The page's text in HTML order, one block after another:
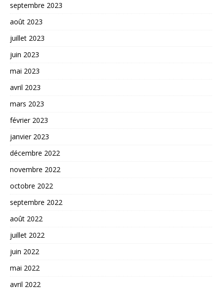
septembre 2023
août 2023
juillet 2023
juin 2023
mai 2023
avril 2023
mars 2023
février 2023
janvier 2023
décembre 2022
novembre 2022
octobre 2022
septembre 2022
août 2022
juillet 2022
juin 2022
mai 2022
avril 2022